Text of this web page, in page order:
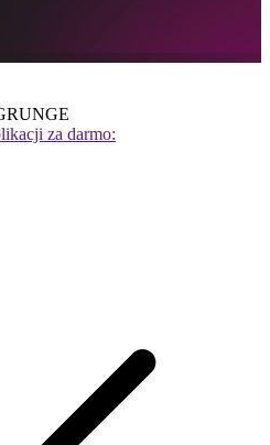
za darmo: